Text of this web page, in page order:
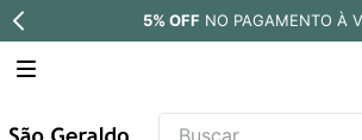
5% OFF NO PAGAMENTO À
Buscar